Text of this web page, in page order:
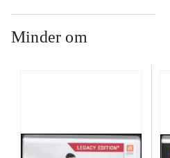
Minder om